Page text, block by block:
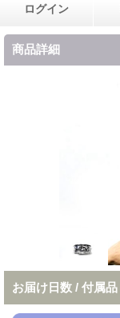
ログイン
商品詳細
お届け日数 / 付属品